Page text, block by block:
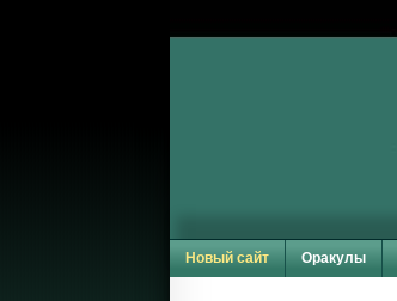
Новый сайт Оракулы